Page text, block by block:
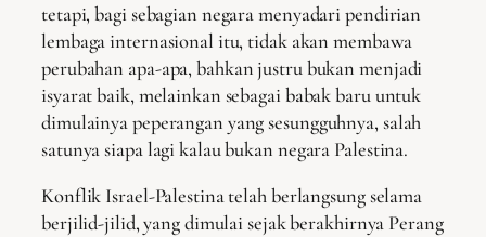
tetapi, bagi sebagian negara menyadari pendirian
lembaga internasional itu, tidak akan membawa
perubahan apa-apa, bahkan justru bukan menjadi
isyarat baik, melainkan sebagai babak baru untuk
dimulainya peperangan yang sesungguhnya, salah
satunya siapa lagi kalau bukan negara Palestina.
Konflik Israel-Palestina telah berlangsung selama
berjilid-jilid, yang dimulai sejak berakhirnya Perang